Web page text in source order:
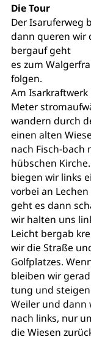
Die Tour
Der Isaruferweg
dann queren wir
bergauf geht
es zum
folgen.
Am
Meter
wandern durch
einen alten
nach Fisch-bach
hübschen
biegen wir links
vorbei an
geht es dann
wir halten uns
Leicht bergab
wir die Straße
Golfplatzes.
bleiben wir
tung und
Weiler und dann
nach links, nur
die Wiesen